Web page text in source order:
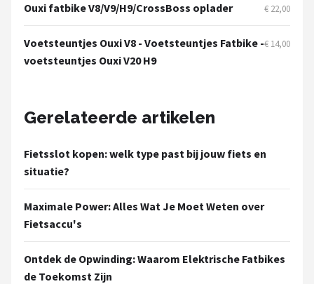
Ouxi fatbike V8/V9/H9/CrossBoss oplader € 22,00
Voetsteuntjes Ouxi V8 - Voetsteuntjes Fatbike -
voetsteuntjes Ouxi V20 H9
€ 14,00
Gerelateerde artikelen
Fietsslot kopen: welk type past bij jouw fiets en
situatie?
Maximale Power: Alles Wat Je Moet Weten over
Fietsaccu's
Ontdek de Opwinding: Waarom Elektrische Fatbikes
de Toekomst Zijn